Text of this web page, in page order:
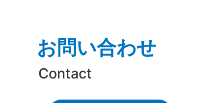
お問い合わせ
Contact